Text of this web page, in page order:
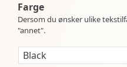
Farge
Dersom du ønsker ulike
"annet".